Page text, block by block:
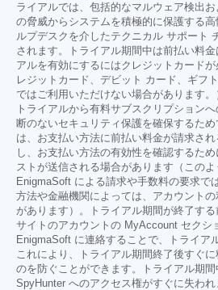
ライアルでは、包括的なマルウェア検出
の脅威からシステムを積極的に保護する
ルプデスクを介したテクニカル サポート
されます。トライアル期間中は前払い料
アルを有効にするにはクレジットカード
レジットカード、デビット カード、ギフ
ではご利用いただけない場合があります。
トライアルから有料サブスクリプション
断のないセキュリティ保護を確保するた
は、お支払い方法に前払い料金が請求さ
し、お支払い方法の有効性を確認するた
ストが送信される場合があります（このよ
EnigmaSoft による請求や手数料の要求で
方法や金融機関によっては、アカウント
があります）。トライアル期間が終了す
サイトのアカウントの MyAccount セクシ
EnigmaSoft に連絡することで、トライア
これにより、トライアル期間終了後すぐ
のを防ぐことができます。トライアル期間
SpyHunter へのアクセス権がすぐに失わ